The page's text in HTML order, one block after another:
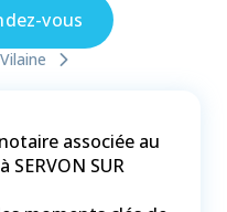
vous
associée au
SERVON SUR